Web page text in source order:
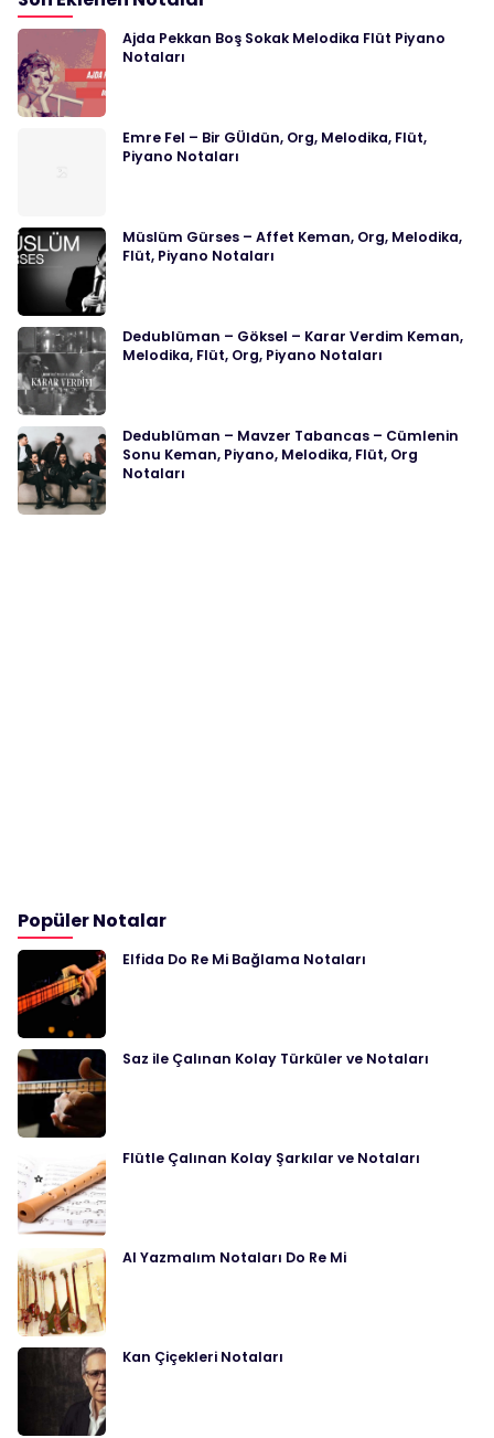
Ajda Pekkan Boş Sokak Melodika Flüt Piyano
Notaları
Emre Fel – Bir GÜldün, Org, Melodika, Flüt,
Piyano Notaları
Müslüm Gürses – Affet Keman, Org, Melodika,
Flüt, Piyano Notaları
Dedublüman – Göksel – Karar Verdim Keman,
Melodika, Flüt, Org, Piyano Notaları
Dedublüman – Mavzer Tabancas – Cümlenin
Sonu Keman, Piyano, Melodika, Flüt, Org
Notaları
Popüler Notalar
Elfida Do Re Mi Bağlama Notaları
Saz ile Çalınan Kolay Türküler ve Notaları
Flütle Çalınan Kolay Şarkılar ve Notaları
Al Yazmalım Notaları Do Re Mi
Kan Çiçekleri Notaları